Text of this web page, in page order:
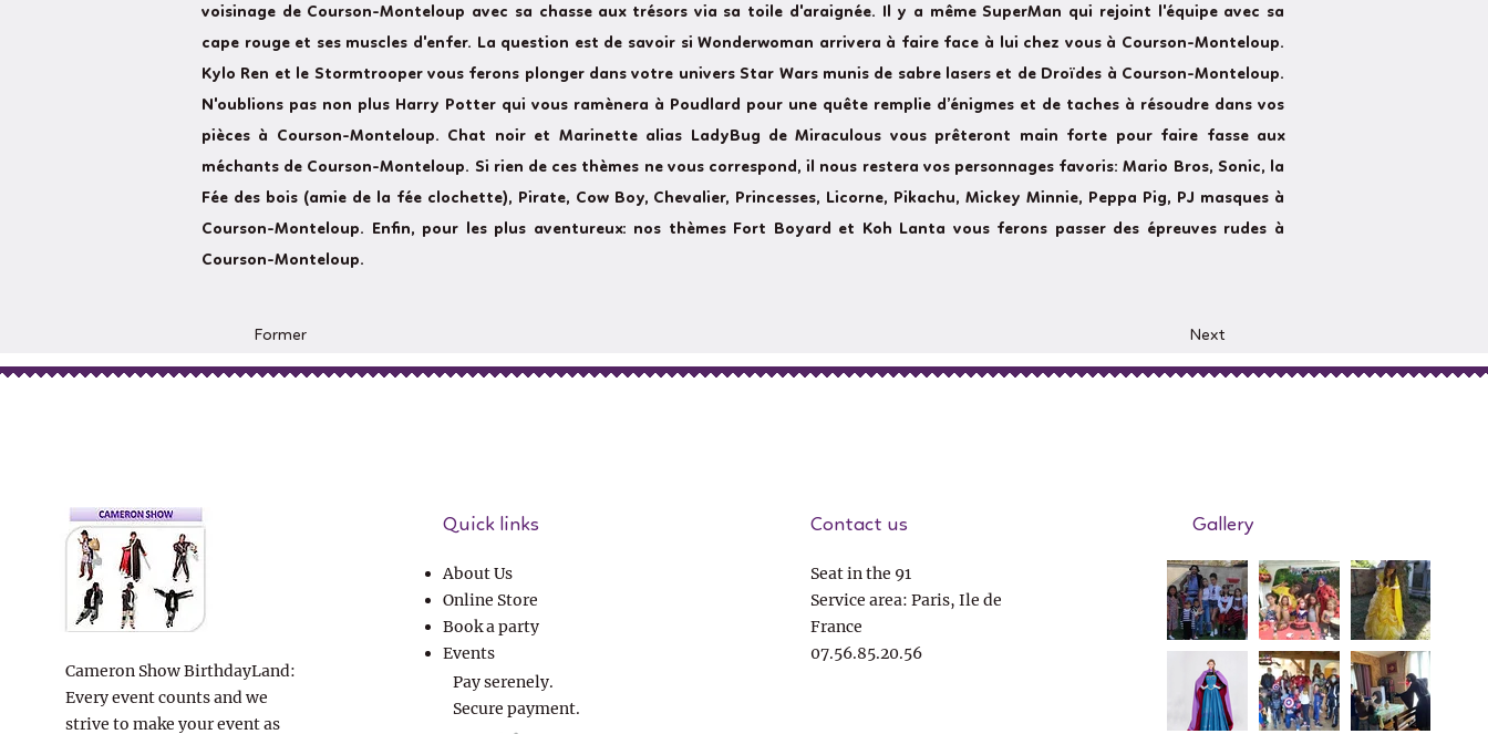
voisinage de Courson-Monteloup avec sa chasse aux trésors via sa toile d'araignée. Il y a même SuperMan qui rejoint l'équipe avec sa
cape rouge et ses muscles d'enfer. La question est de savoir si Wonderwoman arrivera à faire face à lui chez vous à Courson-Monteloup.
Kylo Ren et le Stormtrooper vous ferons plonger dans votre univers Star Wars munis de sabre lasers et de Droïdes à Courson-Monteloup.
N'oublions pas non plus Harry Potter qui vous ramènera à Poudlard pour une quête remplie d’énigmes et de taches à résoudre dans vos
pièces à Courson-Monteloup. Chat noir et Marinette alias LadyBug de Miraculous vous prêteront main forte pour faire fasse aux
méchants de Courson-Monteloup. Si rien de ces thèmes ne vous correspond, il nous restera vos personnages favoris: Mario Bros, Sonic, la
Fée des bois (amie de la fée clochette), Pirate, Cow Boy, Chevalier, Princesses, Licorne, Pikachu, Mickey Minnie, Peppa Pig, PJ masques à
Courson-Monteloup. Enfin, pour les plus aventureux: nos thèmes Fort Boyard et Koh Lanta vous ferons passer des épreuves rudes à
Courson-Monteloup.
Former Next
Cameron Show BirthdayLand:
Every event counts and we
strive to make your event as
Quick links
About Us
Online Store
Book a party
Events
Pay serenely.
Secure payment.
Contact us
Seat in the 91
Service area: Paris, Ile de
France
07.56.85.20.56
Gallery